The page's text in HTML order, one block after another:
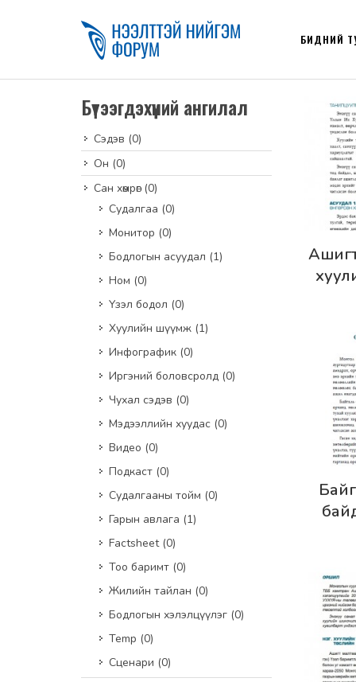
БИДНИЙ
Бүтээгдэхүүний ангилал
Сэдэв (0)
Он (0)
Сан хөмрөг(0)
Судалгаа (0)
Монитор (0)
Бодлогын асуудал (1)
Ном (0)
Үзэл бодол (0)
Хуулийн шүүмж (1)
Инфографик (0)
Иргэний боловсролд (0)
Чухал сэдэв (0)
Мэдээллийн хуудас (0)
Видео (0)
Подкаст (0)
Судалгааны тойм (0)
Гарын авлага (1)
Factsheet (0)
Тоо баримт (0)
Жилийн тайлан (0)
Бодлогын хэлэлцүүлэг (0)
Temp (0)
Сценари (0)